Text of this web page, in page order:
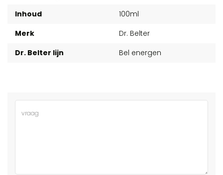
Inhoud
100ml
Merk
Dr. Belter
Dr. Belter lijn
Bel energen